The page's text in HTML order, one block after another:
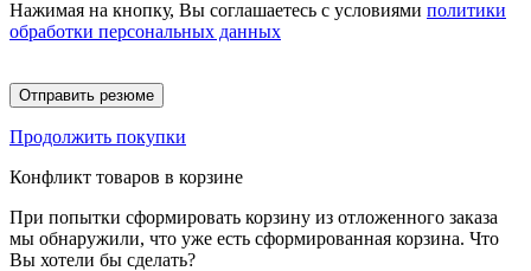
Нажимая на кнопку, Вы соглашаетесь с условиями политики
обработки персональных данных
Отправить резюме
Продолжить покупки
Конфликт товаров в корзине
При попытки сформировать корзину из отложенного заказа
мы обнаружили, что уже есть сформированная корзина. Что
Вы хотели бы сделать?